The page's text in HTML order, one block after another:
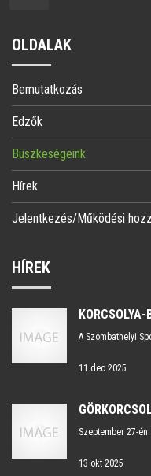
OLDALAK
Bemutatkozás
Edzők
Büszkeségeink
Hírek
Jelentkezés/Működési
HÍREK
KORCSOLYA-
A Szombathelyi
11 dec 2025
Szeptember 27-én
13 okt 2025